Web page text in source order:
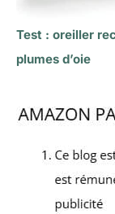
Test : oreiller
plumes d’oie